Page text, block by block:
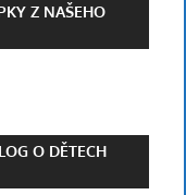
Z NAŠEHO
O DĚTECH